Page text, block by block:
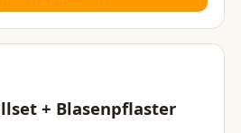
+ Blasenpflaster